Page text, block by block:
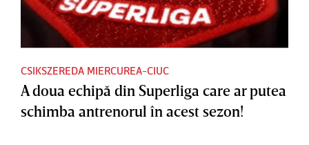
CSIKSZEREDA MIERCUREA-CIUC
A doua echipă din Superliga care ar putea
schimba antrenorul în acest sezon!